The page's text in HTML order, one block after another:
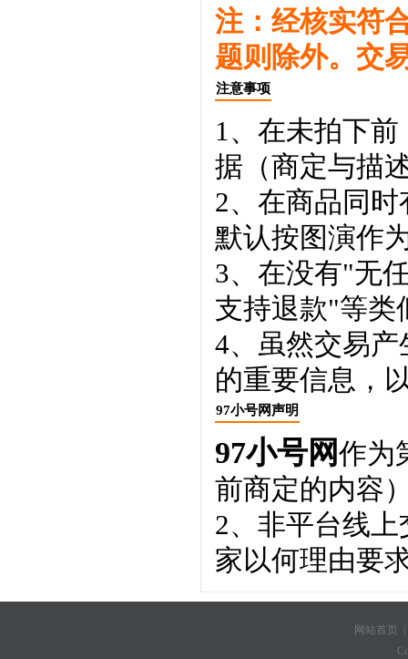
注：经核实符
题则除外。交
注意事项
1、在未拍下
据（商定与描
2、在商品同
默认按图演作
3、在没有"无
支持退款"等类
4、虽然交易
的重要信息，
97小号网声明
97小号网作为
前商定的内容
2、非平台线
家以何理由要
网站首页